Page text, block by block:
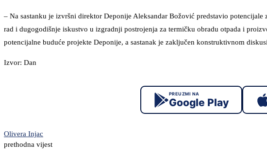
– Na sastanku je izvršni direktor Deponije Aleksandar Božović predstavio
rad i dugogodišnje iskustvo u izgradnji postrojenja za termičku obradu otpada i
potencijalne buduće projekte Deponije, a sastanak je zaključen konstruktivnom
Izvor: Dan
PREUZMI NA
Google Play
Olivera Injac
prethodna vijest